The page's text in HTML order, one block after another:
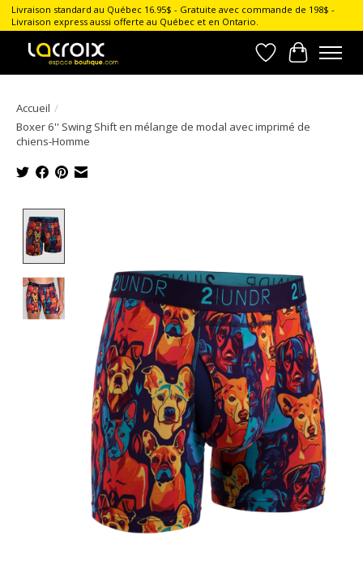
Livraison standard au Québec 16.95$ - Gratuite avec commande de 198$ -
Livraison express aussi offerte au Québec et en Ontario.
Liste dePanier
Accueil /
Boxer 6'' Swing Shift en mélange de modal avec imprimé de
chiens-Homme